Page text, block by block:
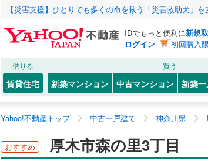
【災害支援】ひとりでも多くの命を救う「災害救助犬」を
IDでもっと便利に新規
ログイン
初回購入
借りる
賃貸住宅
買う
新築マンション 中古マンション 新築
Yahoo!不動産トップ 中古一戸建て 神奈川県
おすすめ 厚木市森の里3丁目